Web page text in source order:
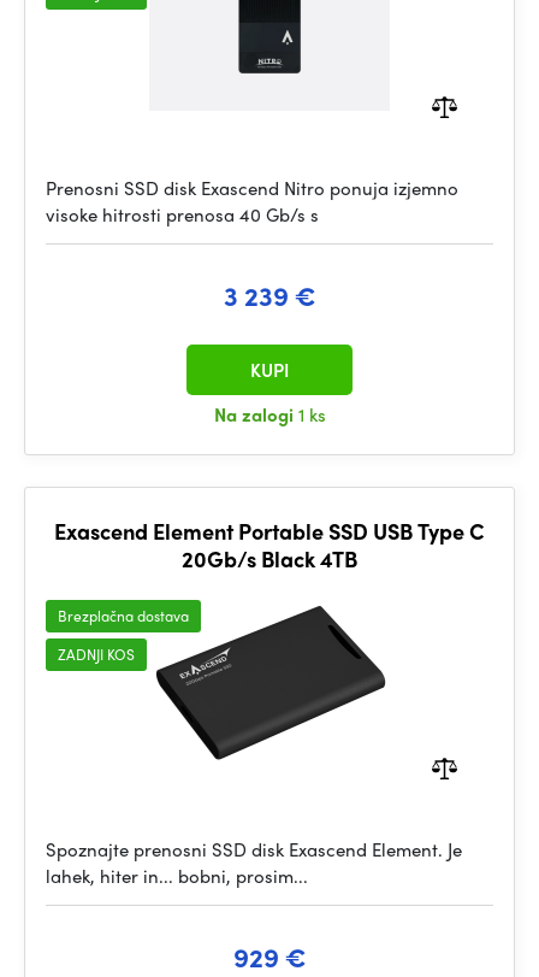
Prenosni SSD disk Exascend Nitro ponuja izjemno
visoke hitrosti prenosa 40 Gb/s s
3 239 €
Na zalogi 1 ks
KUPI
Exascend Element Portable SSD USB Type C
20Gb/s Black 4TB
Brezplačna dostava
ZADNJI KOS
Spoznajte prenosni SSD disk Exascend Element. Je
lahek, hiter in... bobni, prosim...
929 €